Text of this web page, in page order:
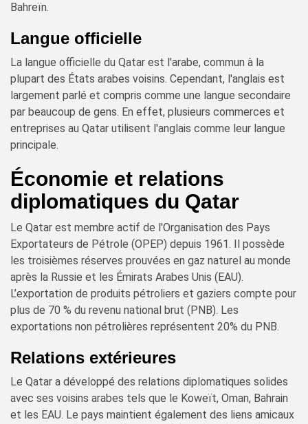
Bahreïn.
Langue officielle
La langue officielle du Qatar est l'arabe, commun à la
plupart des États arabes voisins. Cependant, l'anglais est
largement parlé et compris comme une langue secondaire
par beaucoup de gens. En effet, plusieurs commerces et
entreprises au Qatar utilisent l'anglais comme leur langue
principale.
Économie et relations
diplomatiques du Qatar
Le Qatar est membre actif de l'Organisation des Pays
Exportateurs de Pétrole (OPEP) depuis 1961. Il possède
les troisièmes réserves prouvées en gaz naturel au monde
après la Russie et les Émirats Arabes Unis (EAU).
L’exportation de produits pétroliers et gaziers compte pour
plus de 70 % du revenu national brut (PNB). Les
exportations non pétrolières représentent 20% du PNB.
Relations extérieures
Le Qatar a développé des relations diplomatiques solides
avec ses voisins arabes tels que le Koweït, Oman, Bahrain
et les EAU. Le pays maintient également des liens amicaux